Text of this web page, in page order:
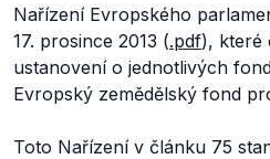
Nařízení Evropského
17. prosince 2013 (.pdf), které
ustanovení o jednotlivých
Evropský zemědělský fond
Toto Nařízení v článku 75